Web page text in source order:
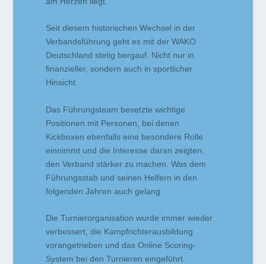
Seit diesem historischen Wechsel in der
Verbandsführung geht es mit der WAKO
Deutschland stetig bergauf. Nicht nur in
finanzieller, sondern auch in sportlicher
Hinsicht.
Das Führungsteam besetzte wichtige
Positionen mit Personen, bei denen
Kickboxen ebenfalls eine besondere Rolle
einnimmt und die Interesse daran zeigten,
den Verband stärker zu machen. Was dem
Führungsstab und seinen Helfern in den
folgenden Jahren auch gelang.
Die Turnierorganisation wurde immer wieder
verbessert, die Kampfrichterausbildung
vorangetrieben und das Online Scoring-
System bei den Turnieren eingeführt.